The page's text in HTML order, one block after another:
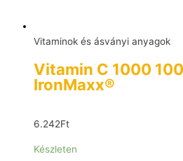
Vitaminok és ásványi anyagok
Vitamin C 1000
IronMaxx®
6.242Ft
Készleten